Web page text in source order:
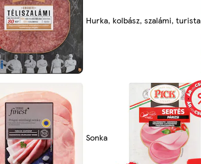
Hurka, kolbász, szalámi, turista
Sonka